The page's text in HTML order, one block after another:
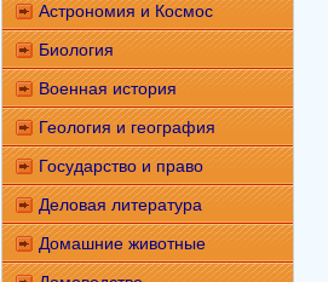
Астрономия и Космос
Биология
Военная история
Геология и география
Государство и право
Деловая литература
Домашние животные